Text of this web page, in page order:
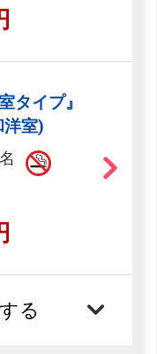
タイプ』
洋室)
る